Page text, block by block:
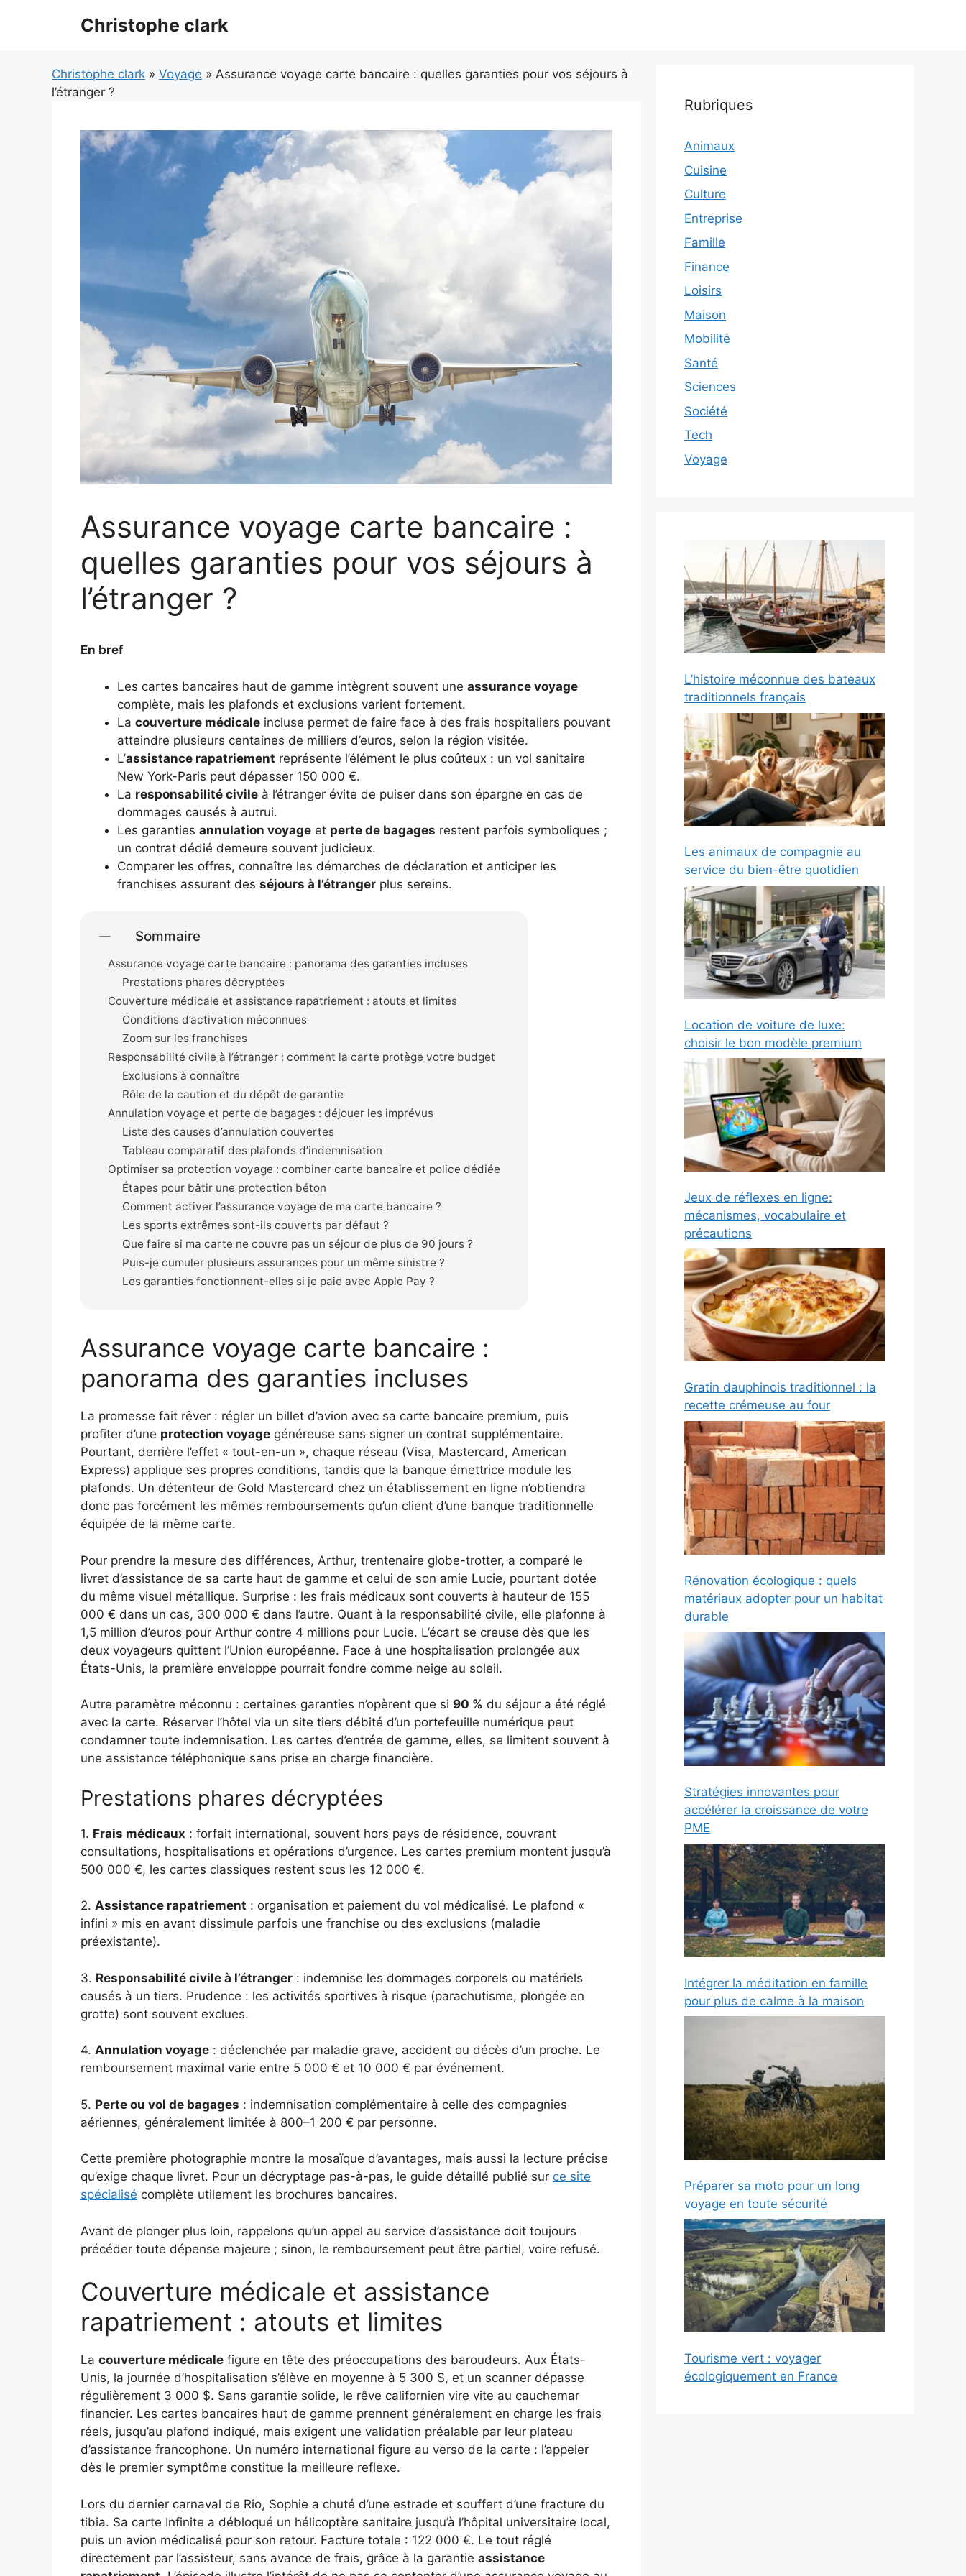
Christophe clark
Christophe clark » Voyage » Assurance voyage carte bancaire : quelles garanties pour vos séjours à
l’étranger ?
Assurance voyage carte bancaire :
quelles garanties pour vos séjours à
l’étranger ?
En bref
Les cartes bancaires haut de gamme intègrent souvent une assurance voyage
complète, mais les plafonds et exclusions varient fortement.
La couverture médicale incluse permet de faire face à des frais hospitaliers pouvant
atteindre plusieurs centaines de milliers d’euros, selon la région visitée.
L’assistance rapatriement représente l’élément le plus coûteux : un vol sanitaire
New York-Paris peut dépasser 150 000 €.
La responsabilité civile à l’étranger évite de puiser dans son épargne en cas de
dommages causés à autrui.
Les garanties annulation voyage et perte de bagages restent parfois symboliques ;
un contrat dédié demeure souvent judicieux.
Comparer les offres, connaître les démarches de déclaration et anticiper les
franchises assurent des séjours à l’étranger plus sereins.
Sommaire
Assurance voyage carte bancaire : panorama des garanties incluses
Prestations phares décryptées
Couverture médicale et assistance rapatriement : atouts et limites
Conditions d’activation méconnues
Zoom sur les franchises
Responsabilité civile à l’étranger : comment la carte protège votre budget
Exclusions à connaître
Rôle de la caution et du dépôt de garantie
Annulation voyage et perte de bagages : déjouer les imprévus
Liste des causes d’annulation couvertes
Tableau comparatif des plafonds d’indemnisation
Optimiser sa protection voyage : combiner carte bancaire et police dédiée
Étapes pour bâtir une protection béton
Comment activer l’assurance voyage de ma carte bancaire ?
Les sports extrêmes sont-ils couverts par défaut ?
Que faire si ma carte ne couvre pas un séjour de plus de 90 jours ?
Puis-je cumuler plusieurs assurances pour un même sinistre ?
Les garanties fonctionnent-elles si je paie avec Apple Pay ?
Assurance voyage carte bancaire :
panorama des garanties incluses
La promesse fait rêver : régler un billet d’avion avec sa carte bancaire premium, puis
profiter d’une protection voyage généreuse sans signer un contrat supplémentaire.
Pourtant, derrière l’effet « tout-en-un », chaque réseau (Visa, Mastercard, American
Express) applique ses propres conditions, tandis que la banque émettrice module les
plafonds. Un détenteur de Gold Mastercard chez un établissement en ligne n’obtiendra
donc pas forcément les mêmes remboursements qu’un client d’une banque traditionnelle
équipée de la même carte.
Pour prendre la mesure des différences, Arthur, trentenaire globe-trotter, a comparé le
livret d’assistance de sa carte haut de gamme et celui de son amie Lucie, pourtant dotée
du même visuel métallique. Surprise : les frais médicaux sont couverts à hauteur de 155
000 € dans un cas, 300 000 € dans l’autre. Quant à la responsabilité civile, elle plafonne à
1,5 million d’euros pour Arthur contre 4 millions pour Lucie. L’écart se creuse dès que les
deux voyageurs quittent l’Union européenne. Face à une hospitalisation prolongée aux
États-Unis, la première enveloppe pourrait fondre comme neige au soleil.
Autre paramètre méconnu : certaines garanties n’opèrent que si 90 % du séjour a été réglé
avec la carte. Réserver l’hôtel via un site tiers débité d’un portefeuille numérique peut
condamner toute indemnisation. Les cartes d’entrée de gamme, elles, se limitent souvent à
une assistance téléphonique sans prise en charge financière.
Prestations phares décryptées
1. Frais médicaux : forfait international, souvent hors pays de résidence, couvrant
consultations, hospitalisations et opérations d’urgence. Les cartes premium montent jusqu’à
500 000 €, les cartes classiques restent sous les 12 000 €.
2. Assistance rapatriement : organisation et paiement du vol médicalisé. Le plafond «
infini » mis en avant dissimule parfois une franchise ou des exclusions (maladie
préexistante).
3. Responsabilité civile à l’étranger : indemnise les dommages corporels ou matériels
causés à un tiers. Prudence : les activités sportives à risque (parachutisme, plongée en
grotte) sont souvent exclues.
4. Annulation voyage : déclenchée par maladie grave, accident ou décès d’un proche. Le
remboursement maximal varie entre 5 000 € et 10 000 € par événement.
5. Perte ou vol de bagages : indemnisation complémentaire à celle des compagnies
aériennes, généralement limitée à 800–1 200 € par personne.
Cette première photographie montre la mosaïque d’avantages, mais aussi la lecture précise
qu’exige chaque livret. Pour un décryptage pas-à-pas, le guide détaillé publié sur ce site
spécialisé complète utilement les brochures bancaires.
Avant de plonger plus loin, rappelons qu’un appel au service d’assistance doit toujours
précéder toute dépense majeure ; sinon, le remboursement peut être partiel, voire refusé.
Couverture médicale et assistance
rapatriement : atouts et limites
La couverture médicale figure en tête des préoccupations des baroudeurs. Aux États-
Unis, la journée d’hospitalisation s’élève en moyenne à 5 300 $, et un scanner dépasse
régulièrement 3 000 $. Sans garantie solide, le rêve californien vire vite au cauchemar
financier. Les cartes bancaires haut de gamme prennent généralement en charge les frais
réels, jusqu’au plafond indiqué, mais exigent une validation préalable par leur plateau
d’assistance francophone. Un numéro international figure au verso de la carte : l’appeler
dès le premier symptôme constitue la meilleure reflexe.
Lors du dernier carnaval de Rio, Sophie a chuté d’une estrade et souffert d’une fracture du
tibia. Sa carte Infinite a débloqué un hélicoptère sanitaire jusqu’à l’hôpital universitaire local,
puis un avion médicalisé pour son retour. Facture totale : 122 000 €. Le tout réglé
directement par l’assisteur, sans avance de frais, grâce à la garantie assistance
Rubriques
Animaux
Cuisine
Culture
Entreprise
Famille
Finance
Loisirs
Maison
Mobilité
Santé
Sciences
Société
Tech
Voyage
L’histoire méconnue des bateaux
traditionnels français
Les animaux de compagnie au
service du bien-être quotidien
Location de voiture de luxe:
choisir le bon modèle premium
Jeux de réflexes en ligne:
mécanismes, vocabulaire et
précautions
Gratin dauphinois traditionnel : la
recette crémeuse au four
Rénovation écologique : quels
matériaux adopter pour un habitat
durable
Stratégies innovantes pour
accélérer la croissance de votre
PME
Intégrer la méditation en famille
pour plus de calme à la maison
Préparer sa moto pour un long
voyage en toute sécurité
Tourisme vert : voyager
écologiquement en France